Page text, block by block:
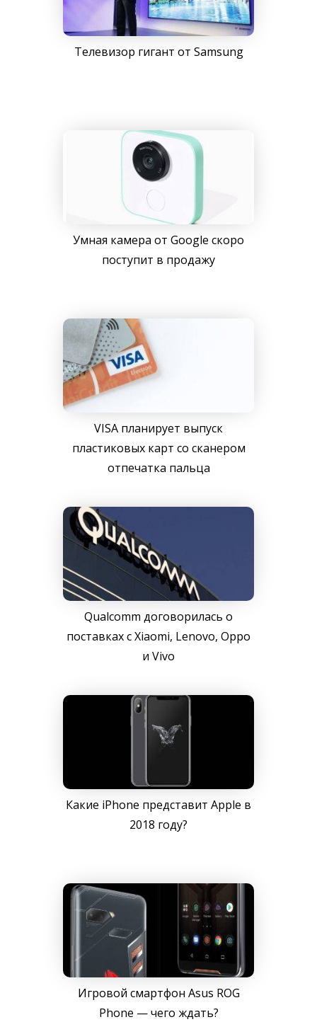
Телевизор гигант от Samsung
Умная камера от Google скоро
поступит в продажу
VISA планирует выпуск
пластиковых карт со сканером
отпечатка пальца
Qualcomm договорилась о
поставках с Xiaomi, Lenovo, Oppo
и Vivo
Какие iPhone представит Apple в
2018 году?
Игровой смартфон Asus ROG
Phone — чего ждать?